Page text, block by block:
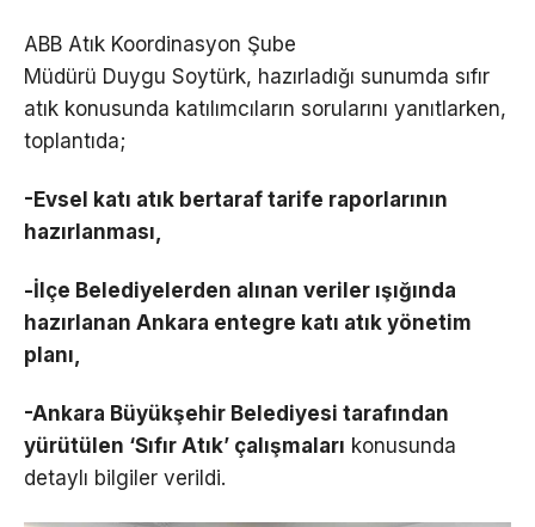
ABB Atık Koordinasyon Şube
Müdürü Duygu Soytürk, hazırladığı sunumda sıfır
atık konusunda katılımcıların sorularını yanıtlarken,
toplantıda;
-Evsel katı atık bertaraf tarife raporlarının
hazırlanması,
-İlçe Belediyelerden alınan veriler ışığında
hazırlanan Ankara entegre katı atık yönetim
planı,
-Ankara Büyükşehir Belediyesi tarafından
yürütülen ‘Sıfır Atık’ çalışmaları konusunda
detaylı bilgiler verildi.